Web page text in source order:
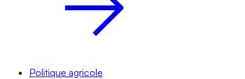
Politique agricole